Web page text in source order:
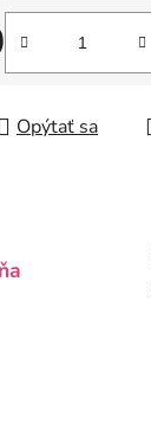
cena:
Opýtať sa